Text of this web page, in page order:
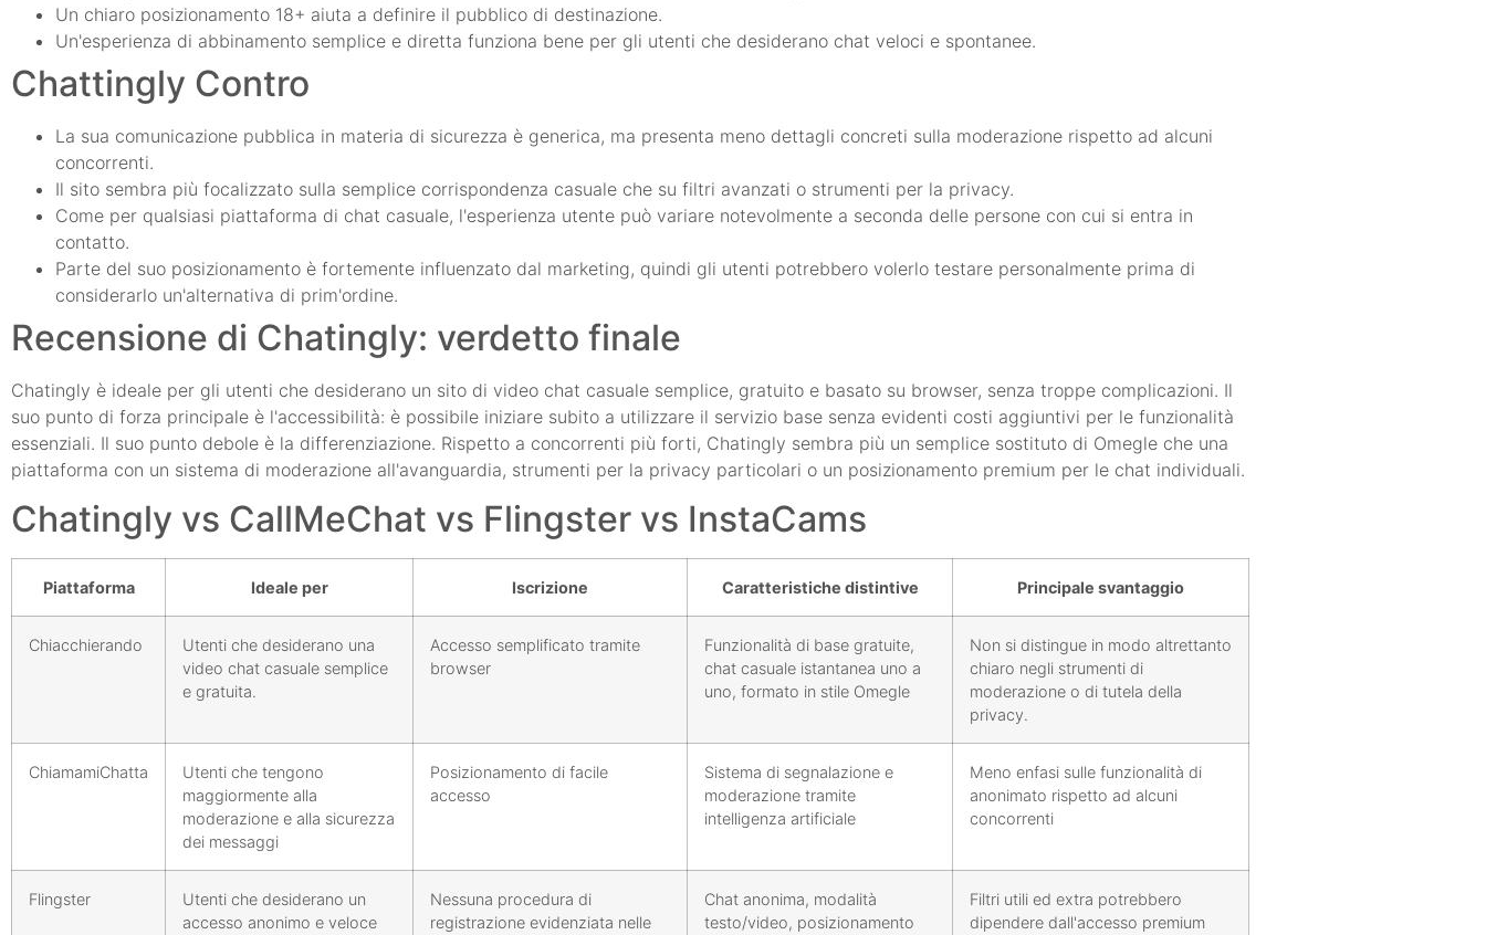
Un chiaro posizionamento 18+ aiuta a definire il pubblico di destinazione.
Un'esperienza di abbinamento semplice e diretta funziona bene per gli utenti che desiderano chat veloci e spontanee.
Chattingly Contro
La sua comunicazione pubblica in materia di sicurezza è generica, ma presenta meno dettagli concreti sulla moderazione rispetto ad alcuni
concorrenti.
Il sito sembra più focalizzato sulla semplice corrispondenza casuale che su filtri avanzati o strumenti per la privacy.
Come per qualsiasi piattaforma di chat casuale, l'esperienza utente può variare notevolmente a seconda delle persone con cui si entra in
contatto.
Parte del suo posizionamento è fortemente influenzato dal marketing, quindi gli utenti potrebbero volerlo testare personalmente prima di
considerarlo un'alternativa di prim'ordine.
Recensione di Chatingly: verdetto finale
Chatingly è ideale per gli utenti che desiderano un sito di video chat casuale semplice, gratuito e basato su browser, senza troppe complicazioni. Il
suo punto di forza principale è l'accessibilità: è possibile iniziare subito a utilizzare il servizio base senza evidenti costi aggiuntivi per le funzionalità
essenziali. Il suo punto debole è la differenziazione. Rispetto a concorrenti più forti, Chatingly sembra più un semplice sostituto di Omegle che una
piattaforma con un sistema di moderazione all'avanguardia, strumenti per la privacy particolari o un posizionamento premium per le chat individuali.
Chatingly vs CallMeChat vs Flingster vs InstaCams
Piattaforma Ideale per Iscrizione Caratteristiche distintive Principale svantaggio
Chiacchierando
Utenti che desiderano una
video chat casuale semplice
e gratuita.
Accesso semplificato tramite
browser
Funzionalità di base gratuite,
chat casuale istantanea uno a
uno, formato in stile Omegle
Non si distingue in modo altrettanto
chiaro negli strumenti di
moderazione o di tutela della
privacy.
ChiamamiChatta
Utenti che tengono
maggiormente alla
moderazione e alla sicurezza
dei messaggi
Posizionamento di facile
accesso
Sistema di segnalazione e
moderazione tramite
intelligenza artificiale
Meno enfasi sulle funzionalità di
anonimato rispetto ad alcuni
concorrenti
Flingster
Utenti che desiderano un
accesso anonimo e veloce
Nessuna procedura di
registrazione evidenziata nelle
Chat anonima, modalità
testo/video, posizionamento
Filtri utili ed extra potrebbero
dipendere dall'accesso premium